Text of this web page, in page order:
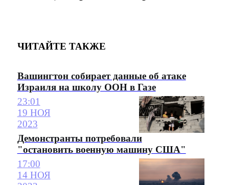
ЧИТАЙТЕ ТАКЖЕ
Вашингтон собирает данные об атаке
Израиля на школу ООН в Газе
23:01
19 НОЯ
2023
Демонстранты потребовали
"остановить военную машину США"
17:00
14 НОЯ